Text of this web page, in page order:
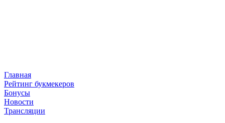
Главная
Рейтинг букмекеров
Бонусы
Новости
Трансляции